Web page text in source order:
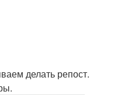
делать репост.